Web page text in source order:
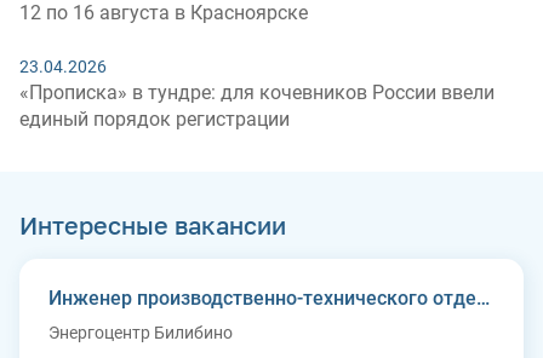
12 по 16 августа в Красноярске
23.04.2026
«Прописка» в тундре: для кочевников России ввели
единый порядок регистрации
Интересные вакансии
Инженер производственно-технического отдела
Энергоцентр Билибино